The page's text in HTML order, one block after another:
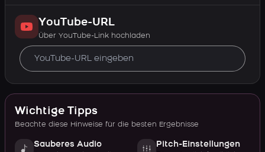
YouTube-URL
Über YouTube-Link hochladen
Wichtige Tipps
Beachte diese Hinweise für die besten Ergebnisse
Sauberes Audio Pitch-Einstellungen